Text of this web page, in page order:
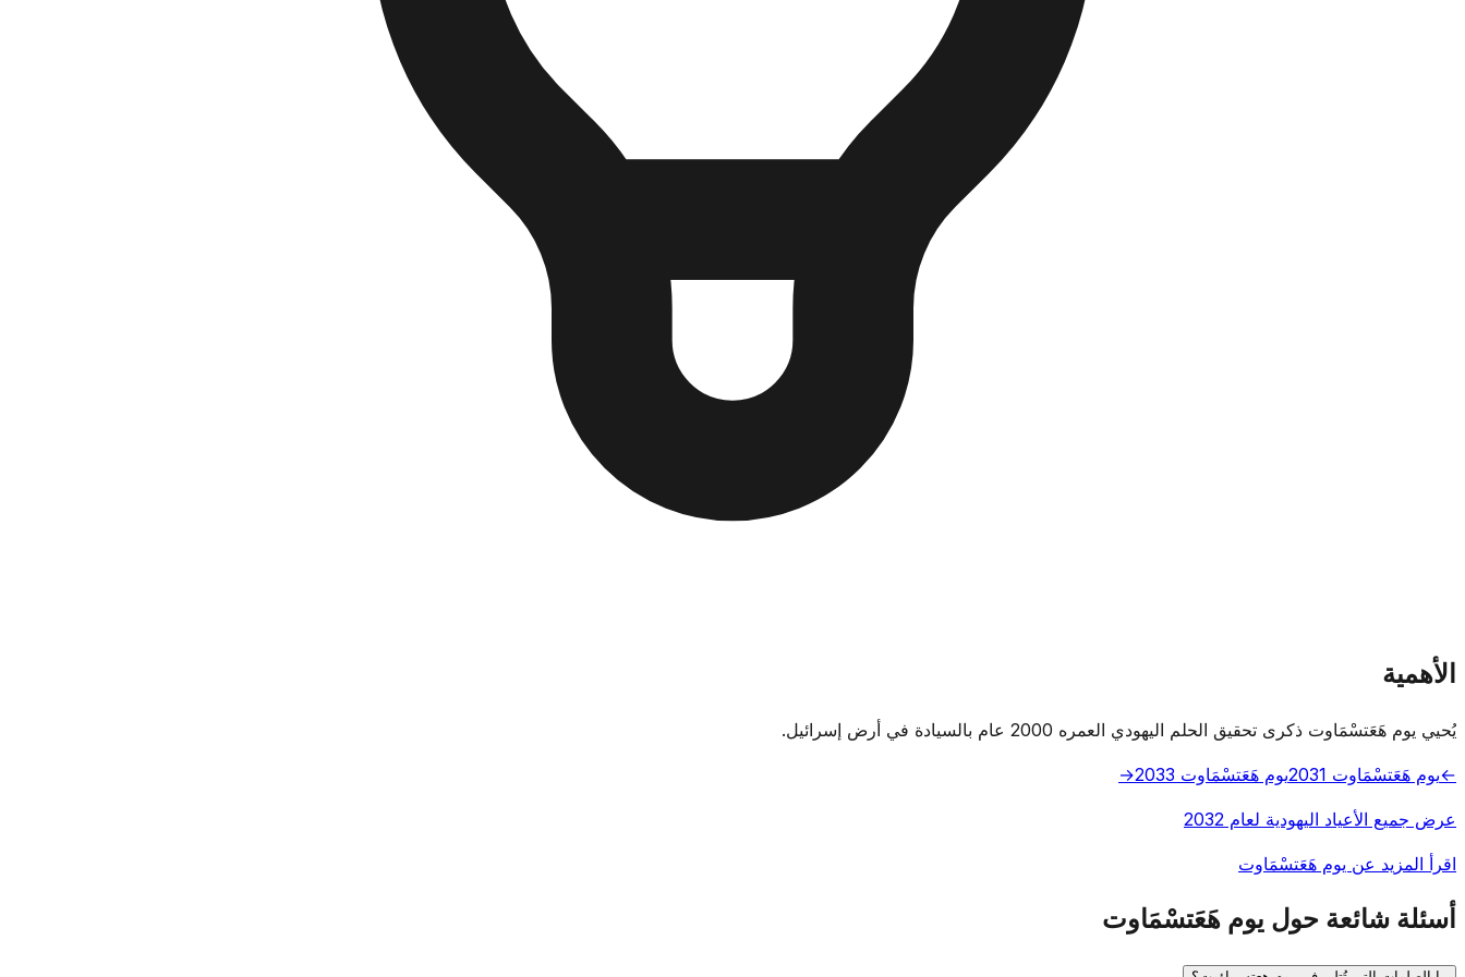
الأهمية
يُحيي يوم هَعَتسْمَاوت ذكرى تحقيق الحلم اليهودي العمره 2000 عام بالسيادة في أرض إسرائيل.
←يوم هَعَتسْمَاوت 2031 يوم هَعَتسْمَاوت 2033 →
عرض جميع الأعياد اليهودية لعام 2032
اقرأ المزيد عن يوم هَعَتسْمَاوت
أسئلة شائعة حول يوم هَعَتسْمَاوت